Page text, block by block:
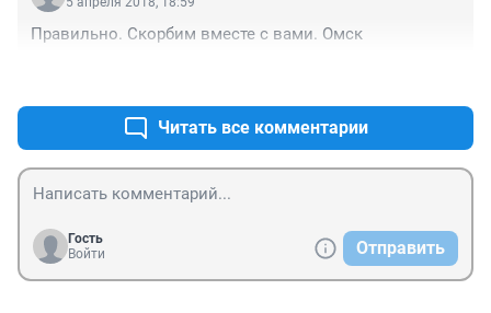
Правильно. Скорбим вместе с вами. Омск
Читать все комментарии
Гость
Войти
Отправить